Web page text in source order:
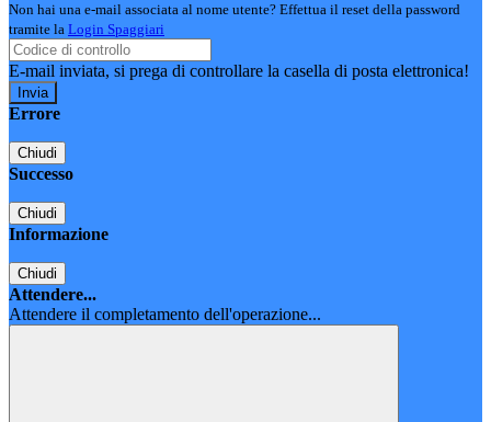
Non hai una e-mail associata al nome utente? Effettua il reset della password
tramite la Login Spaggiari
E-mail inviata, si prega di controllare la casella di posta elettronica!
Errore
Chiudi
Successo
Chiudi
Informazione
Chiudi
Attendere...
Attendere il completamento dell'operazione...